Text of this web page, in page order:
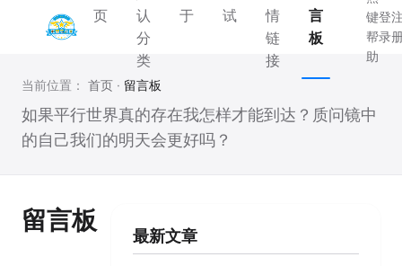
页
认
分
类
于
试
情
链
接
言
板
键
帮
助
登
录
当前位置： 首页 · 留言板
如果平行世界真的存在我怎样才能到达？质问镜中
的自己我们的明天会更好吗？
留言板
最新文章